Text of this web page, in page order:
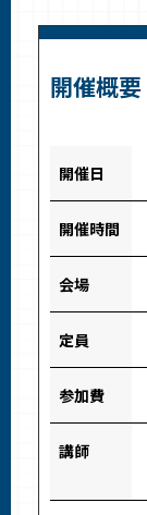
開催概要
開催日
開催時間
会場
定員
参加費
講師